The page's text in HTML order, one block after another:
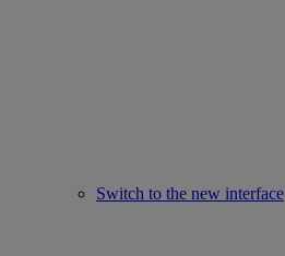
Switch to the new interface